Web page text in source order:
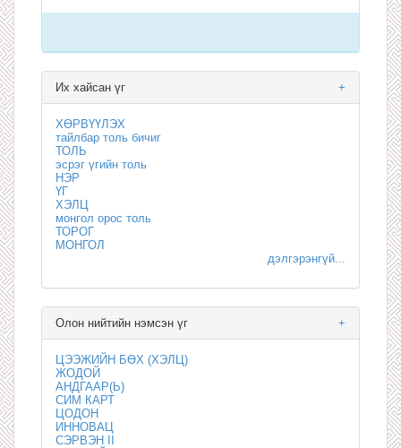
+
Их хайсан үг
ХӨРВҮҮЛЭХ
тайлбар толь бичиг
ТОЛЬ
эсрэг үгийн толь
НЭР
ҮГ
ХЭЛЦ
монгол орос толь
ТОРОГ
МОНГОЛ
дэлгэрэнгүй...
+
Олон нийтийн нэмсэн үг
ЦЭЭЖИЙН БӨХ (ХЭЛЦ)
ЖОДОЙ
АНДГААР(Ь)
СИМ КАРТ
ЦОДОН
ИННОВАЦ
СЭРВЭН II